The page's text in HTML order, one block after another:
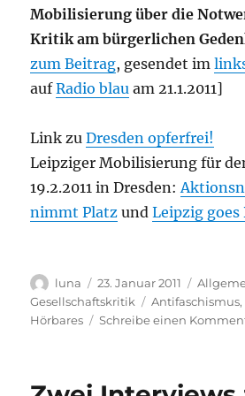
Mobilisierung über die
Kritik am bürgerlichen
zum Beitrag, gesendet im
aufRadio blau am 21.1.2011]
Link zuDresden opferfrei!
Leipziger Mobilisierung für
19.2.2011 in Dresden:
nimmt Platz undLeipzig goes
Autor
luna
Veröffentlicht
am
23. Januar 2011
Gesellschaftskritik
Schlagwörter
Antifaschismus,
Hörbares
Schreibe einen